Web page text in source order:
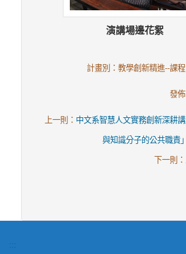
演講場邊花絮
計畫別：教學創新精進--課
發
上一則： 中文系智慧人文實務創新深耕講
與知識分子的公共職責
下一則：